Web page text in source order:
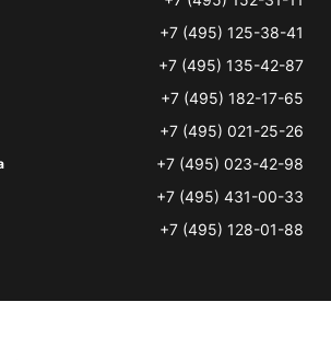
+7 (495) 125-38-41
+7 (495) 135-42-87
+7 (495) 182-17-65
+7 (495) 021-25-26
+7 (495) 023-42-98
+7 (495) 431-00-33
+7 (495) 128-01-88